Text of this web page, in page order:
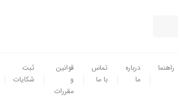
راهنما
درباره
ما
تماس
با ما
قوانین
و
مقررات
ثبت
شکایات